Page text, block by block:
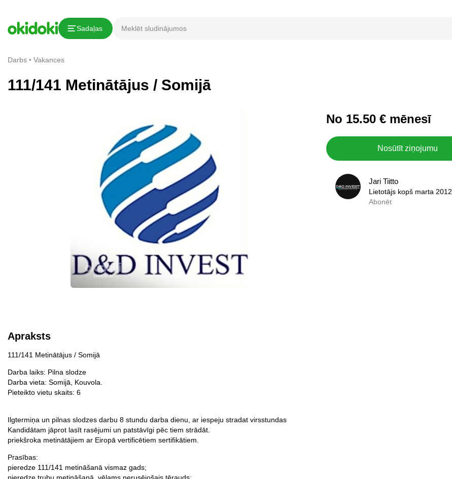
Sadaļas
Darbs Vakances
111/141 Metinātājus / Somijā
No 15.50 € mēnesī
Nosūtīt ziņojumu
Jari Tiitto
Lietotājs kopš marta 2012
Abonēt
Jari Tiitto
Lietotājs kopš marta 2012
0,0
Apraksts
111/141 Metinātājus / Somijā
Darba laiks: Pilna slodze
Darba vieta: Somijā, Kouvola.
Pieteikto vietu skaits: 6
Ilgtermiņa un pilnas slodzes darbu 8 stundu darba dienu, ar iespeju stradat virsstundas
Kandidātam jāprot lasīt rasējumi un patstāvīgi pēc tiem strādāt.
priekšroka metinātājiem ar Eiropā vertificētiem sertifikātiem.
Prasības:
pieredze 111/141 metināšanā vismaz gads;
Kopēt saiti